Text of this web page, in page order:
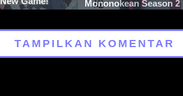
Mononokean Season 2
TAMPILKAN KOMENTAR